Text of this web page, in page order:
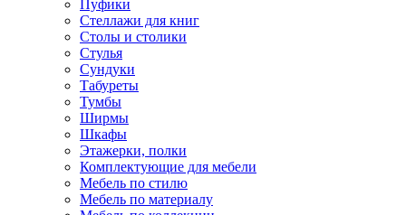
Пуфики
Стеллажи для книг
Столы и столики
Стулья
Сундуки
Табуреты
Тумбы
Ширмы
Шкафы
Этажерки, полки
Комплектующие для мебели
Мебель по стилю
Мебель по материалу